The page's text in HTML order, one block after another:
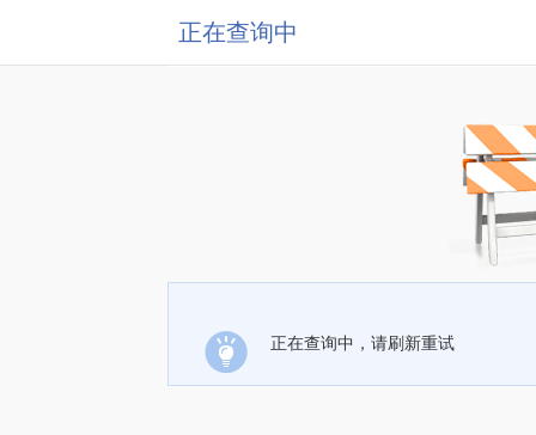
正在查询中
正在查询中，请刷新重试